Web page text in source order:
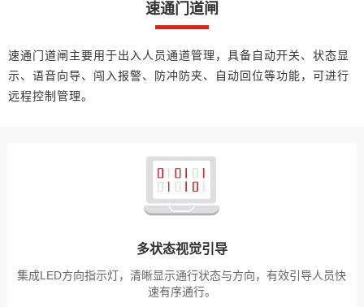
速通门道闸
速通门道闸主要用于出入人员通道管理，具备自动开关、状态显
示、语音向导、闯入报警、防冲防夹、自动回位等功能，可进行
远程控制管理。
多状态视觉引导
集成LED方向指示灯，清晰显示通行状态与方向，有效引导人员快
速有序通行。